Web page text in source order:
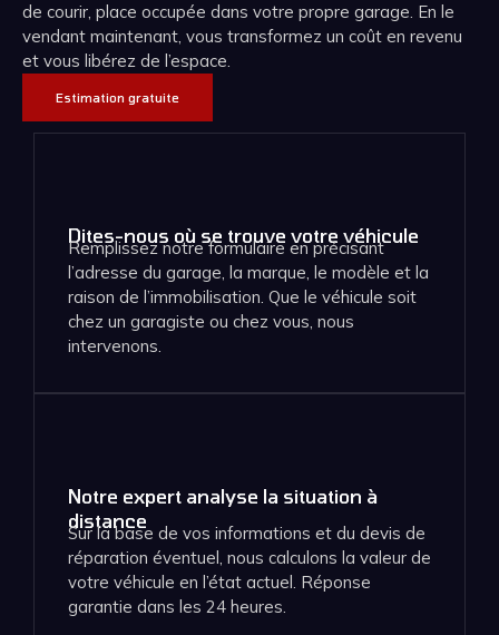
de courir, place occupée dans votre propre garage. En le
vendant maintenant, vous transformez un coût en revenu
et vous libérez de l’espace.
Estimation gratuite
Dites-nous où se trouve votre véhicule
Remplissez notre formulaire en précisant
l’adresse du garage, la marque, le modèle et la
raison de l’immobilisation. Que le véhicule soit
chez un garagiste ou chez vous, nous
intervenons.
Notre expert analyse la situation à
distance
Sur la base de vos informations et du devis de
réparation éventuel, nous calculons la valeur de
votre véhicule en l’état actuel. Réponse
garantie dans les 24 heures.